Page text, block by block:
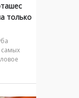
только
самых